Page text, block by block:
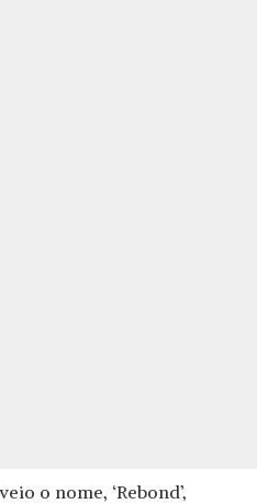
o nome, ‘Rebond’,